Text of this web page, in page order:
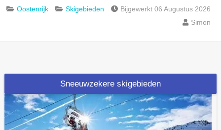
Oostenrijk Skigebieden
Bijgewerkt 06 Augustus 2026
Simon
Sneeuwzekere skigebieden